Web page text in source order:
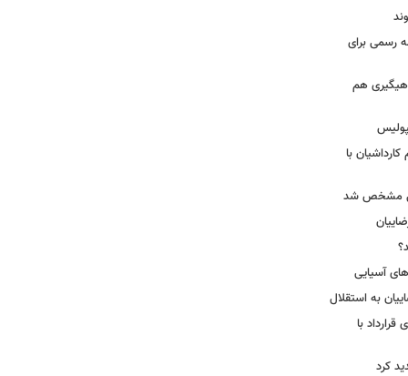
رسمی برای
هم
با
مشخص شد
آسیایی
به استقلال
با
کرد